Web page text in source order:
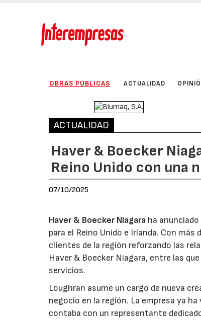
OBRAS PÚBLICAS ACTUALIDAD
ACTUALIDAD
Haver & Boecker
Reino Unido con una
07/10/2025
Haver & Boecker Niagara ha
para el Reino Unido e Irlanda. Con
clientes de la región reforzando las
Haver & Boecker Niagara, entre las
servicios.
Loughran asume un cargo de nueva
negocio en la región. La empresa ya
contaba con un representante